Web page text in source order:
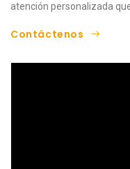
atención personalizada
Contáctenos